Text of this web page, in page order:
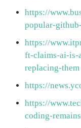
https://
popular-
https://
ft-claims-ai-is-
replacing-them
https://
https://
coding-